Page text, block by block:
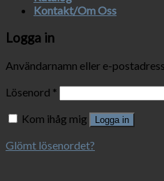
Kontakt/Om Oss
Logga in
Användarnamn eller e-postadress
Lösenord *
Kom ihåg mig
Logga in
Glömt lösenordet?